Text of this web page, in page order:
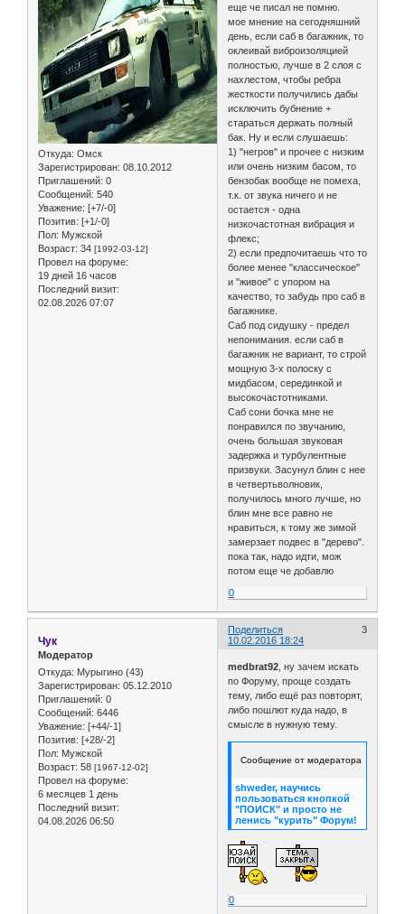
Откуда: Омск
Зарегистрирован: 08.10.2012
Приглашений: 0
Сообщений: 540
Уважение: [+7/-0]
Позитив: [+1/-0]
Пол: Мужской
Возраст: 34 [1992-03-12]
Провел на форуме:
19 дней 16 часов
Последний визит:
02.08.2026 07:07
еще че писал не помню.
мое мнение на сегодняшний
день, если саб в багажник, то
оклеивай виброизоляцией
полностью, лучше в 2 слоя с
нахлестом, чтобы ребра
жесткости получились дабы
исключить бубнение +
стараться держать полный
бак. Ну и если слушаешь:
1) "негров" и прочее с низким
или очень низким басом, то
бензобак вообще не помеха,
т.к. от звука ничего и не
остается - одна
низкочастотная вибрация и
флекс;
2) если предпочитаешь что то
более менее "классическое"
и "живое" с упором на
качество, то забудь про саб в
багажнике.
Саб под сидушку - предел
непонимания. если саб в
багажник не вариант, то строй
мощную 3-х полоску с
мидбасом, серединкой и
высокочастотниками.
Саб сони бочка мне не
понравился по звучанию,
очень большая звуковая
задержка и турбулентные
призвуки. Засунул блин с нее
в четвертьволновик,
получилось много лучше, но
блин мне все равно не
нравиться, к тому же зимой
замерзает подвес в "дерево".
пока так, надо идти, мож
потом еще че добавлю
0
Поделиться
3
10.02.2016 18:24
Чук
Модератор
Откуда: Мурыгино (43)
Зарегистрирован: 05.12.2010
Приглашений: 0
Сообщений: 6446
Уважение: [+44/-1]
Позитив: [+28/-2]
Пол: Мужской
Возраст: 58 [1967-12-02]
Провел на форуме:
6 месяцев 1 день
Последний визит:
04.08.2026 06:50
medbrat92 , ну зачем искать
по Форуму, проще создать
тему, либо ещё раз повторят,
либо пошлют куда надо, в
смысле в нужную тему.
Сообщение от модератора
shweder, научись
пользоваться кнопкой
"ПОИСК" и просто не
ленись "курить" Форум!
0